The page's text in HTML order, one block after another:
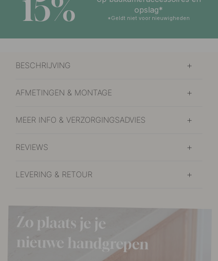
15%
opslag*
*Geldt niet voor nieuwigheden
BESCHRIJVING
AFMETINGEN & MONTAGE
MEER INFO & VERZORGINGSADVIES
REVIEWS
LEVERING & RETOUR